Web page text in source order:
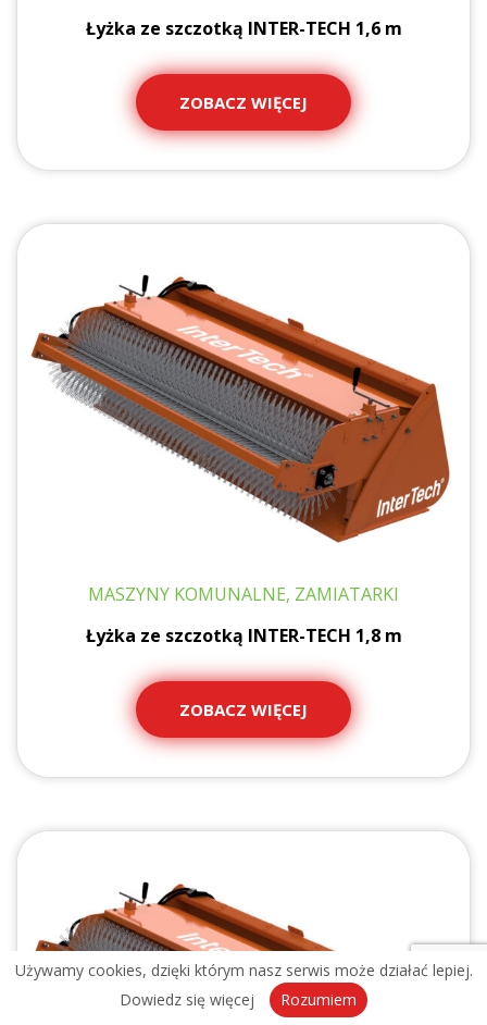
Łyżka ze szczotką INTER-TECH 1,6 m
ZOBACZ WIĘCEJ
MASZYNY KOMUNALNE, ZAMIATARKI
Łyżka ze szczotką INTER-TECH 1,8 m
ZOBACZ WIĘCEJ
Używamy cookies, dzięki którym nasz serwis może działać lepiej.
Dowiedz się więcej
Rozumiem